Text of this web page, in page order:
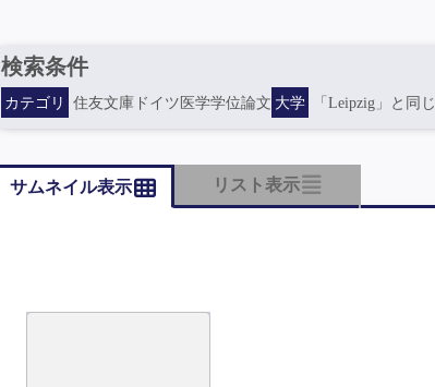
検索条件
カテゴリ 住友文庫ドイツ医学学位論文 大学 「Leipzig」と同じ
サムネイル表示 リスト表示